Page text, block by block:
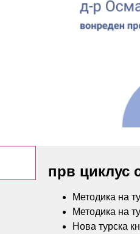
прв циклус
Методика на
Методика на
Нова турска